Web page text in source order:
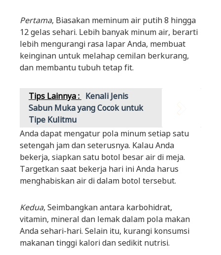
Pertama, Biasakan meminum air putih 8 hingga
12 gelas sehari. Lebih banyak minum air, berarti
lebih mengurangi rasa lapar Anda, membuat
keinginan untuk melahap cemilan berkurang,
dan membantu tubuh tetap fit.
Tips Lainnya : Kenali Jenis
Sabun Muka yang Cocok untuk
Tipe Kulitmu
Anda dapat mengatur pola minum setiap satu
setengah jam dan seterusnya. Kalau Anda
bekerja, siapkan satu botol besar air di meja.
Targetkan saat bekerja hari ini Anda harus
menghabiskan air di dalam botol tersebut.
Kedua, Seimbangkan antara karbohidrat,
vitamin, mineral dan lemak dalam pola makan
Anda sehari-hari. Selain itu, kurangi konsumsi
makanan tinggi kalori dan sedikit nutrisi.